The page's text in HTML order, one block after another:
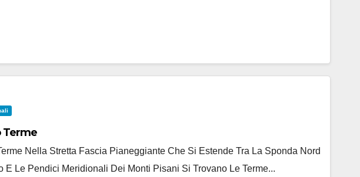
Terme
Nella Stretta Fascia Pianeggiante Che Si Estende Tra La Sponda Nord
E Le Pendici Meridionali Dei Monti Pisani Si Trovano Le Terme...